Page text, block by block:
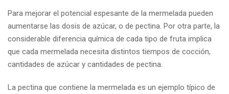
Para mejorar el potencial espesante de la mermelada pueden
aumentarse las dosis de azúcar, o de pectina. Por otra parte, la
considerable diferencia química de cada tipo de fruta implica
que cada mermelada necesita distintos tiempos de cocción,
cantidades de azúcar y cantidades de pectina.
La pectina que contiene la mermelada es un ejemplo típico de